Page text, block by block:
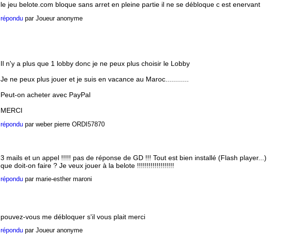
le jeu belote.com bloque sans arret en pleine partie il ne se débloque c est enervant
répondu par Joueur anonyme
Il n'y a plus que 1 lobby donc je ne peux plus choisir le Lobby
Je ne peux plus jouer et je suis en vacance au Maroc............
Peut-on acheter avec PayPal
MERCI
répondu par weber pierre ORDI57870
3 mails et un appel !!!!! pas de réponse de GD !!! Tout est bien installé (Flash player...)
que doit-on faire ? Je veux jouer à la belote !!!!!!!!!!!!!!!!!!!
répondu par marie-esther maroni
pouvez-vous me débloquer s'il vous plait merci
répondu par Joueur anonyme